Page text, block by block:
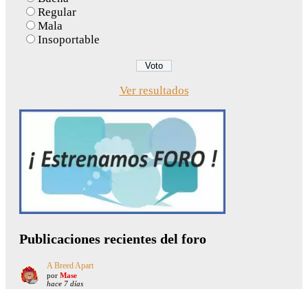
Regular
Mala
Insoportable
Ver resultados
Publicaciones recientes del foro
A Breed Apart
por Mase
hace 7 días